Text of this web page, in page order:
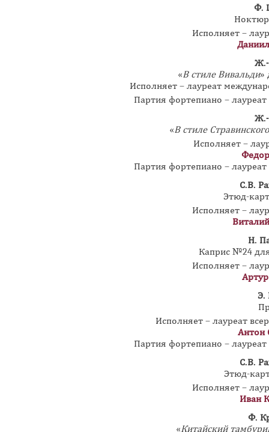
Ф.
Исполняет –
Ж.-
«В стиле Вивальди»
Исполняет – лауреат
Партия фортепиано –
Ж.-
«В стиле Стравинского
Исполняет –
Партия фортепиано –
С.В.
Этюд-
Исполняет –
Н.
Каприс №24
Исполняет –
Э.
Исполняет – лауреат
Антон
Партия фортепиано –
С.В.
Этюд-
Исполняет –
Иван
Ф.
«Китайский